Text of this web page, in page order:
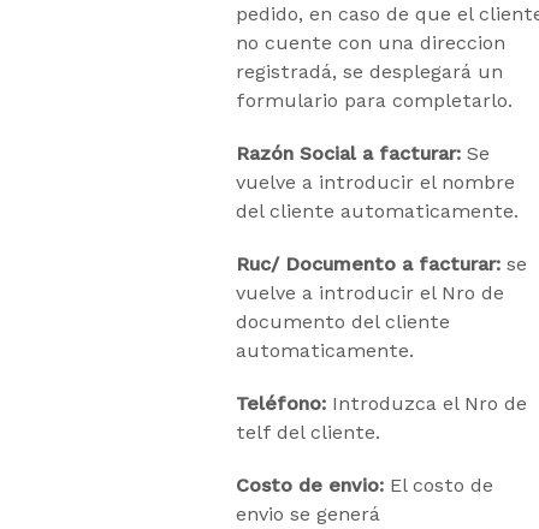
pedido, en caso de que el
no cuente con una direccion
registradá, se desplegará un
formulario para completarlo.
Razón Social a facturar: Se
vuelve a introducir el nombre
del cliente automaticamente.
Ruc/ Documento a facturar: se
vuelve a introducir el Nro de
documento del cliente
automaticamente.
Teléfono: Introduzca el Nro de
telf del cliente.
Costo de envio: El costo de
envio se generá